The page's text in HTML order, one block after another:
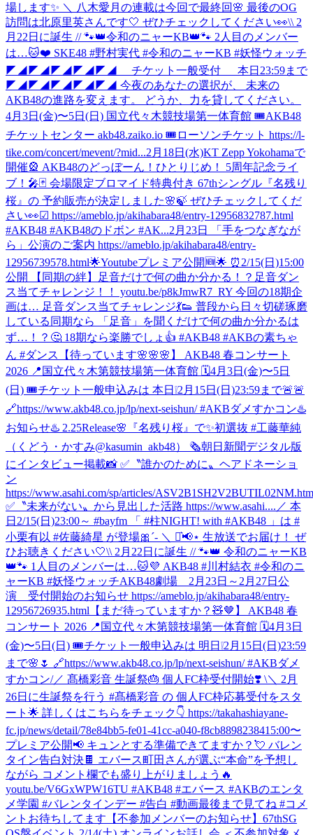
場します✨ ＼ 八木愛月の連載は今回で最終回🌸 最後のOG
訪問は北原里英さんです🤍 ぜひチェックしてください👀\\ 2
月22日に誕生 // 🐾👑令和のニャーKB👑🐾 2人目のメンバー
は…🐱❤️ SKE48 #野村実代 #令和のニャーKB #妖怪ウォッチ
◤◢◤◢◤◢◤◢◤◢ チケット一般受付 本日23:59まで
◤◢◤◢◤◢◤◢◤◢ 今夜のあなたの選択が、 未来の
AKB48の進路を変えます。 どうか、力を貸してください。
4月3日(金)〜5日(日) 国立代々木競技場第一体育館 🎟AKB48
チケットセンター akb48.zaiko.io 🎟ローソンチケット https://l-
tike.com/concert/mevent/?mid...2月18日(水)KT Zepp Yokohamaで
開催🎡 AKB48のどっぼーん！ひとりじめ！ 5周年記念ライ
ブ！🎤🃏 会場限定ブロマイド特典付き 67thシングル『名残り
桜』の 予約販売が決定しました🌸🍃 ぜひチェックしてくだ
さい👀☑︎ https://ameblo.jp/akihabara48/entry-12956832787.html
#AKB48 #AKB48のドボン #AK...2月23日 「手をつなぎなが
ら」公演のご案内 https://ameblo.jp/akihabara48/entry-
12956739578.html🌟Youtubeプレミア公開🆕🌟 ⏰2/15(日)15:00
公開 【同期の絆】足音だけで何の曲か分かる！？足音ダン
ス当てチャレンジ！！ youtu.be/p8kJmwR7_RY 今回の18期企
画は… 足音ダンス当てチャレンジ💃👟 普段から日々切磋琢磨
している同期なら 「足音」を聞くだけで何の曲か分かるは
ず…！？🤔 18期なら楽勝でしょ👍 #AKB48 #AKBの素ちゃ
ん #ダンス
【待っています🌸🌸🌸】 AKB48 春コンサート
2026 📍国立代々木第競技場第一体育館 🗓️4月3日(金)〜5日
(日) 🎟️チケット一般申込みは 本日❕2月15日(日)23:59まで🚨🚨
🔗https://www.akb48.co.jp/lp/next-seishun/ #AKBダメすかコン♨️
お知らせ♨️ 2.25Release🌸『名残り桜』で✨初選抜 #工藤華純
（くどう・かすみ@kasumin_akb48） 🗞朝日新聞デジタル版
にインタビュー掲載📸 ✅〝誰かのために〟ヘアドネーショ
ン
https://www.asahi.com/sp/articles/
✅〝未来がない〟から見出した活路 https://www.asahi.... ／ 本
日2/15(日)23:00～ #bayfm 「 #柱NIGHT! with #AKB48 」は #
小栗有以 #佐藤綺星 が登場🎀´‐ ＼ ⋆͛📢⋆ 生放送でお届け！ ぜ
ひお聴きください🤍\\ 2月22日に誕生 // 🐾👑 令和のニャーKB
👑🐾 1人目のメンバーは…🐱💜 AKB48 #川村結衣 #令和のニ
ャーKB #妖怪ウォッチAKB48劇場 2月23日～2月27日公
演 受付開始のお知らせ https://ameblo.jp/akihabara48/entry-
12956726935.html 【まだ待っていますか？🧸🤎】 AKB48 春
コンサート 2026 📍国立代々木第競技場第一体育館 🗓️4月3日
(金)〜5日(日) 🎟️チケット一般申込みは 明日❕2月15日(日)23:59
まで🌸🌷 🔗https://www.akb48.co.jp/lp/next-seishun/ #AKBダメ
すかコン/／ 髙橋彩音 生誕祭🎂 個人FC枠受付開始❣️ \＼ 2月
26日に生誕祭を行う #髙橋彩音 の 個人FC枠応募受付をスタ
ート🌟 詳しくはこちらをチェック👇 https://takahashiayane-
fc.jp/news/detail/78e84bb5-fe01-41cc-a040-f8cb8898238415:00〜
プレミア公開📢 キュンとする準備できてますか？💘 バレン
タイン告白対決🍫 エバース町田さんが選ぶ“本命”を予想し
ながら コメント欄でも盛り上がりましょう🔥
youtu.be/V6GxWPW16TU #AKB48 #エバース #AKBのエンタ
メ学園 #バレンタインデー #告白 #動画最後まで見てね #コメ
ントお待ちしてます 【不参加メンバーのお知らせ】67thSG